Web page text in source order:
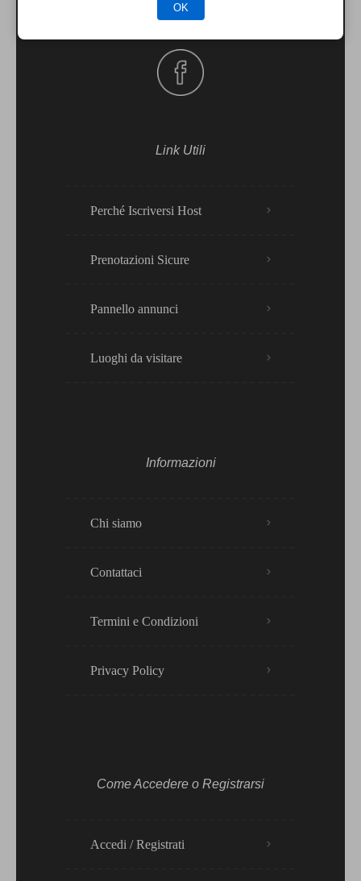
57100 Livorno Italia
Link Utili
Perché Iscriversi Host
Prenotazioni Sicure
Pannello annunci
Luoghi da visitare
Informazioni
Chi siamo
Contattaci
Termini e Condizioni
Privacy Policy​
Come Accedere o Registrarsi
Accedi / Registrati
OK